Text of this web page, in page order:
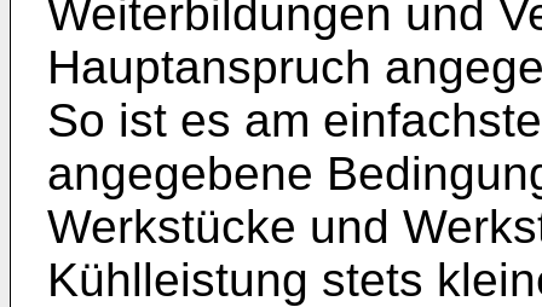
Weiterbildungen und
Hauptanspruch
So ist es am
angegebene
Werkstücke und
Kühlleistung stets